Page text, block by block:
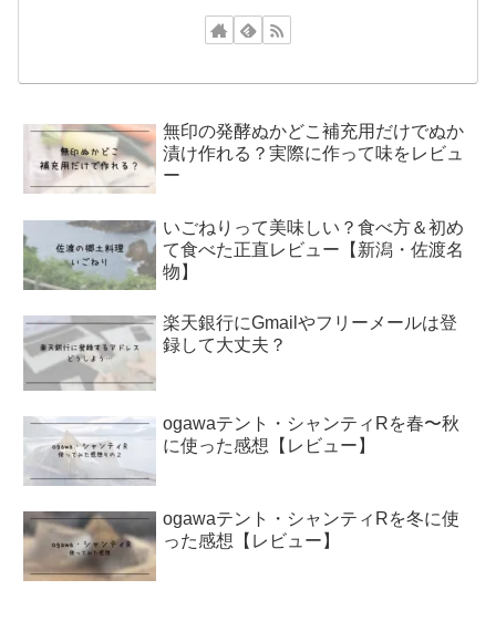
無印の発酵ぬかどこ補充用だけでぬか
漬け作れる？実際に作って味をレビュ
ー
いごねりって美味しい？食べ方＆初め
て食べた正直レビュー【新潟・佐渡名
物】
楽天銀行にGmailやフリーメールは登
録して大丈夫？
ogawaテント・シャンティRを春〜秋
に使った感想【レビュー】
ogawaテント・シャンティRを冬に使
った感想【レビュー】